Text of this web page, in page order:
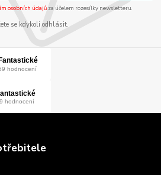
osobních údajůza účelem rozesílky newsletteru.
se kdykoli odhlásit.